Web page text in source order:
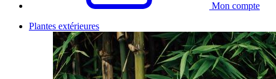
Mon compte
Plantes extérieures